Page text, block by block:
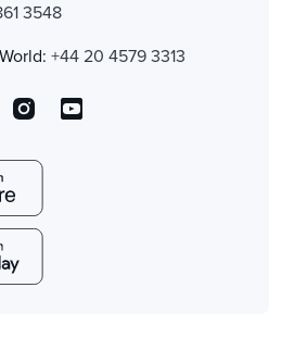
3548
+44 20 4579 3313